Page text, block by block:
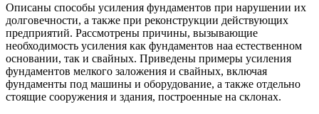
Описаны способы усиления фундаментов при нарушении их
долговечности, а также при реконструкции действующих
предприятий. Рассмотрены причины, вызывающие
необходимость усиления как фундаментов наа естественном
основании, так и свайных. Приведены примеры усиления
фундаментов мелкого заложения и свайных, включая
фундаменты под машины и оборудование, а также отдельно
стоящие сооружения и здания, построенные на склонах.